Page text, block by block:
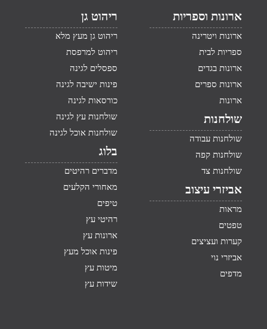
ארונות וספריות
ארונות ויטרינה
ספריות לבית
ארונות בגדים
ארונות ספרים
ארונות
שולחנות
שולחנות עבודה
שולחנות קפה
שולחנות צד
אביזרי עיצוב
מראות
טפטים
קערות ועציצים
אביזרי נוי
מדפים
ריהוט גן
ריהוט גן מעץ מלא
ריהוט למרפסת
ספסלים לגינה
פינות ישיבה לגינה
כורסאות לגינה
שולחנות עץ לגינה
שולחנות אוכל לגינה
בלוג
מדברים רהיטים
מאחורי הקלעים
טיפים
רהיטי עץ
ארונות עץ
פינות אוכל מעץ
מיטות עץ
שידות עץ